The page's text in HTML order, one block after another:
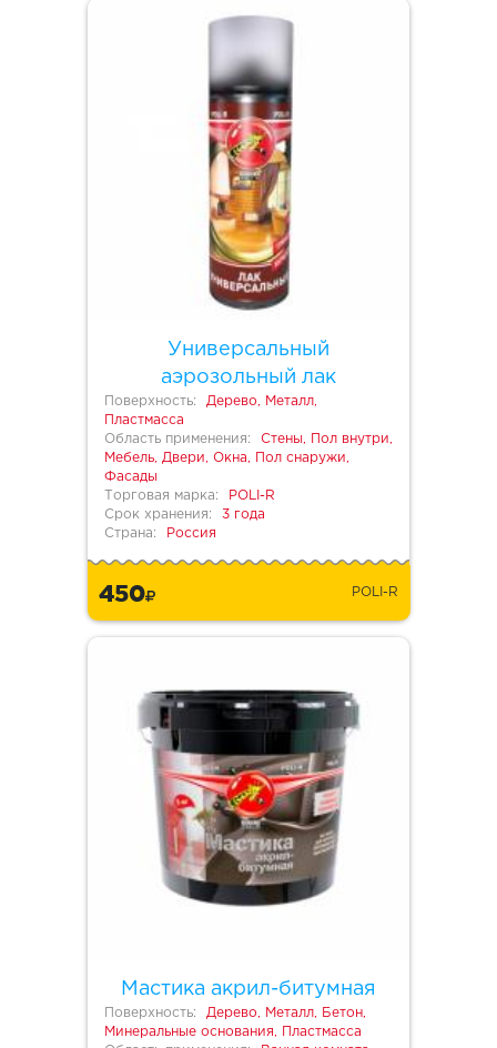
Универсальный
аэрозольный лак
Поверхность:
Дерево, Металл,
Пластмасса
Область применения:
Стены, Пол внутри,
Мебель, Двери, Окна, Пол снаружи,
Фасады
Торговая марка:
POLI-R
Срок хранения:
3 года
Страна:
Россия
450 POLI-R
Мастика акрил-битумная
Поверхность:
Дерево, Металл, Бетон,
Минеральные основания, Пластмасса